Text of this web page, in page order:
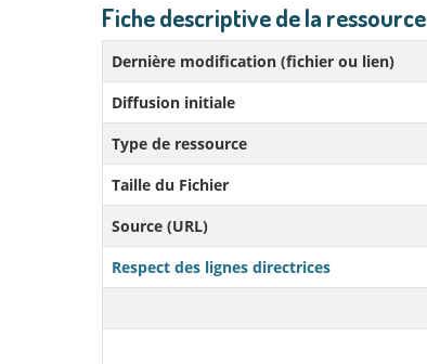
Fiche descriptive de la ressource
Dernière modification (fichier ou lien)
Diffusion initiale
Type de ressource
Taille du Fichier
Source (URL)
Respect des lignes directrices